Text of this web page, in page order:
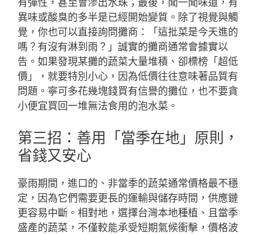
有彈性，甚至會滲出水珠；最後，聞一聞味道，有
異味或酸臭的多半是已經開始變質。除了視覺與觸
覺，你也可以直接詢問攤商：「這批菜是今天進的
嗎？有沒有淋到雨？」誠實的攤商通常會據實以
告。如果發現某攤的蔬菜大量堆積、卻標榜「超低
價」，就要特別小心，因為低價往往意味著品質有
問題。寧可多花幾塊錢買有信譽的攤位，也不要貪
小便宜買回一堆無法食用的泡水菜。
第三招：善用「當季在地」原則，
省錢又安心
豪雨期間，進口的、非當季的蔬菜通常價格最不穩
定，因為它們需要更長的運輸與儲存時間，供應鏈
更容易中斷。相對地，選擇台灣本地種植、且當季
盛產的蔬菜，不僅較能承受短期氣候衝擊，價格波